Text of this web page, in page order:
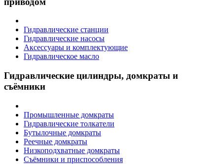
Гидравлические станции
Гидравлические насосы
Аксессуары и комплектующие
Гидравлическое масло
Гидравлические цилиндры, домкраты и
съёмники
Промышленные домкраты
Гидравлические толкатели
Бутылочные домкраты
Реечные домкраты
Низкоподхватные домкраты
Съёмники и приспособления